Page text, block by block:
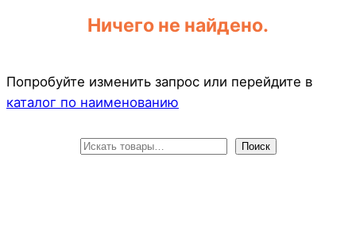
Ничего не найдено.
Попробуйте изменить запрос или перейдите в
каталог по наименованию
П
Поиск